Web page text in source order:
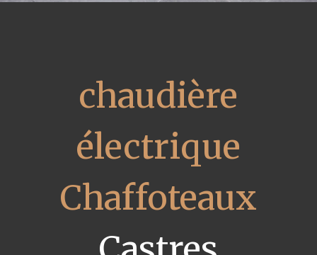
chaudière
électrique
Chaffoteaux